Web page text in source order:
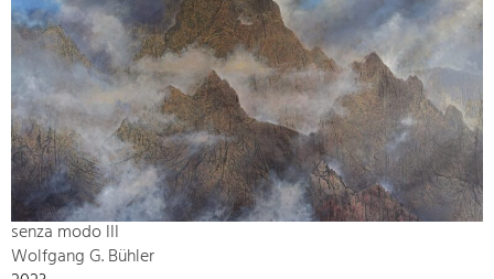
senza modo III
Wolfgang G. Bühler